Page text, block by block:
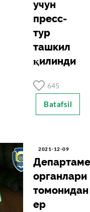
учун
пресс-
тур
ташкил
қилинди
645
Batafsil
2021-12-09
органлари
томонидан
ер